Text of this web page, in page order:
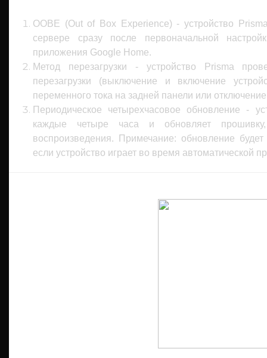
OOBE (Out of Box Experience) - устройство
сервере сразу после первоначальной
приложения Google Home.
Метод перезагрузки - устройство Prisma
перезагрузки (выключение и включение
переменного тока на задней панели или
Периодическое четырехчасовое обновление -
каждые четыре часа и обновляет
воспроизведения. Примечание: обновление
если устройство играет во время автоматической